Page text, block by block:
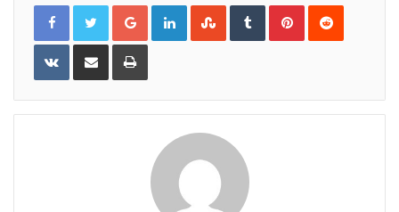
Google+LinkedInStumbleUpon
TumblrPinterestReddit
VKontakteShare
Email
Print